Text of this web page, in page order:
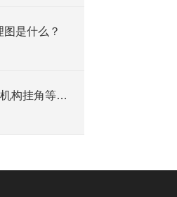
图是什么？
防爆动力配电箱操作机构挂角等配件